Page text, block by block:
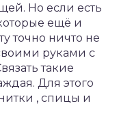
Но если есть
ещё и
точно ничто не
руками с
такие
Для этого
, спицы и